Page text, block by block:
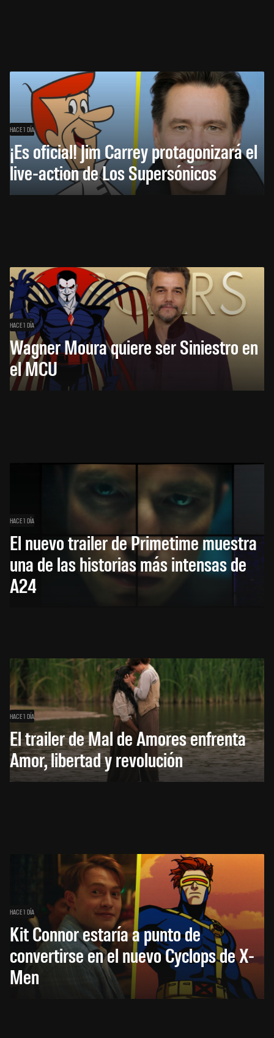
HACE 1 DÍA
¡Es oficial! Jim Carrey protagonizará el
live-action de Los Supersónicos
HACE 1 DÍA
Wagner Moura quiere ser Siniestro en
el MCU
HACE 1 DÍA
El nuevo trailer de Primetime muestra
una de las historias más intensas de
A24
HACE 1 DÍA
El trailer de Mal de Amores enfrenta
Amor, libertad y revolución
HACE 1 DÍA
Kit Connor estaría a punto de
convertirse en el nuevo Cyclops de X-
Men